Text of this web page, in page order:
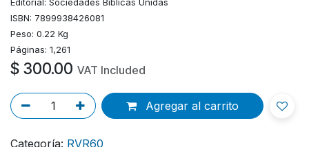
ISBN: 7899938426081
Peso: 0.22 Kg
Páginas: 1,261
$ 300.00 VAT Included
Agregar al carrito
Categoría: RVR60